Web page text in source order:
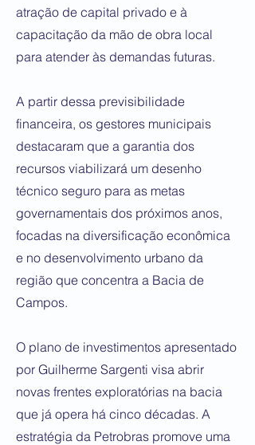
atração de capital privado e à
capacitação da mão de obra local
para atender às demandas futuras.
A partir dessa previsibilidade
financeira, os gestores municipais
destacaram que a garantia dos
recursos viabilizará um desenho
técnico seguro para as metas
governamentais dos próximos anos,
focadas na diversificação econômica
e no desenvolvimento urbano da
região que concentra a Bacia de
Campos.
O plano de investimentos apresentado
por Guilherme Sargenti visa abrir
novas frentes exploratórias na bacia
que já opera há cinco décadas. A
estratégia da Petrobras promove uma